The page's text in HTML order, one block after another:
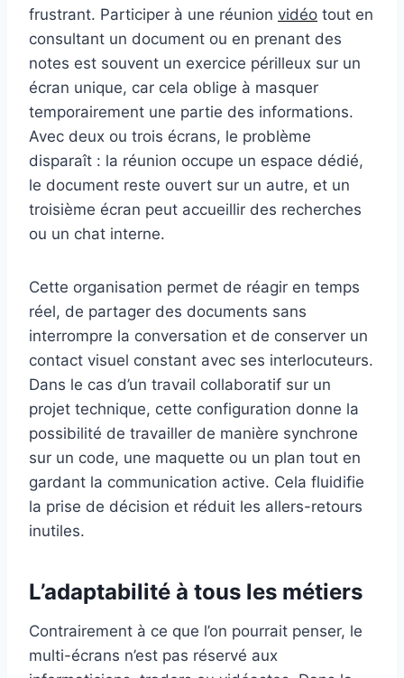
frustrant. Participer à une réunion vidéo tout en
consultant un document ou en prenant des
notes est souvent un exercice périlleux sur un
écran unique, car cela oblige à masquer
temporairement une partie des informations.
Avec deux ou trois écrans, le problème
disparaît : la réunion occupe un espace dédié,
le document reste ouvert sur un autre, et un
troisième écran peut accueillir des recherches
ou un chat interne.
Cette organisation permet de réagir en temps
réel, de partager des documents sans
interrompre la conversation et de conserver un
contact visuel constant avec ses interlocuteurs.
Dans le cas d’un travail collaboratif sur un
projet technique, cette configuration donne la
possibilité de travailler de manière synchrone
sur un code, une maquette ou un plan tout en
gardant la communication active. Cela fluidifie
la prise de décision et réduit les allers-retours
inutiles.
L’adaptabilité à tous les métiers
Contrairement à ce que l’on pourrait penser, le
multi-écrans n’est pas réservé aux